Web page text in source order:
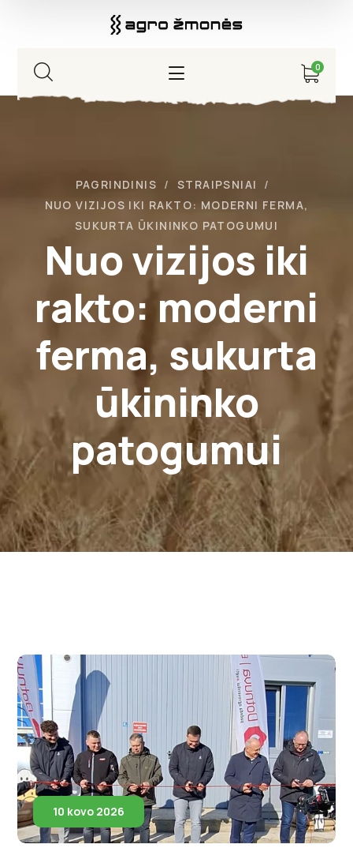
0
Nuo vizijos iki
rakto: moderni
ferma, sukurta
ūkininko
patogumui
PAGRINDINIS
STRAIPSNIAI
NUO VIZIJOS IKI RAKTO: MODERNI FERMA,
SUKURTA ŪKININKO PATOGUMUI
10 kovo 2026